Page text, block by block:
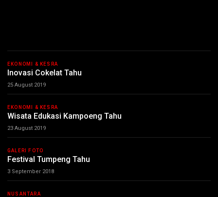
EKONOMI & KESRA
Inovasi Cokelat Tahu
25 August 2019
EKONOMI & KESRA
Wisata Edukasi Kampoeng Tahu
23 August 2019
GALERI FOTO
Festival Tumpeng Tahu
3 September 2018
NUSANTARA